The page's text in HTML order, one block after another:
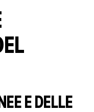
E DELLE